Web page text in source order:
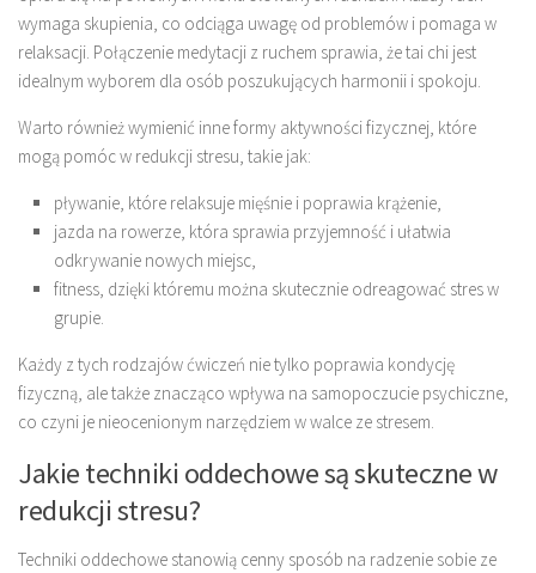
wymaga skupienia, co odciąga uwagę od problemów i pomaga w
relaksacji. Połączenie medytacji z ruchem sprawia, że tai chi jest
idealnym wyborem dla osób poszukujących harmonii i spokoju.
Warto również wymienić inne formy aktywności fizycznej, które
mogą pomóc w redukcji stresu, takie jak:
pływanie, które relaksuje mięśnie i poprawia krążenie,
jazda na rowerze, która sprawia przyjemność i ułatwia
odkrywanie nowych miejsc,
fitness, dzięki któremu można skutecznie odreagować stres w
grupie.
Każdy z tych rodzajów ćwiczeń nie tylko poprawia kondycję
fizyczną, ale także znacząco wpływa na samopoczucie psychiczne,
co czyni je nieocenionym narzędziem w walce ze stresem.
Jakie techniki oddechowe są skuteczne w
redukcji stresu?
Techniki oddechowe stanowią cenny sposób na radzenie sobie ze